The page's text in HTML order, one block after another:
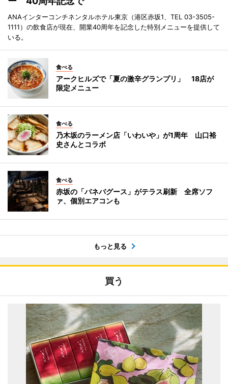
ANAインターコンチネンタルホテル東京（港区赤坂1、TEL 03-3505-
1111）の飲食店が現在、開業40周年を記念した特別メニューを提供して
いる。
食べる
アークヒルズで「夏の激辛グランプリ」 18店が
限定メニュー
食べる
乃木坂のラーメン店「いわいや」が1周年 山口裕
史さんとコラボ
食べる
赤坂の「バネバグース」がテラス刷新 全席ソフ
ァ、個別エアコンも
もっと見る
買う